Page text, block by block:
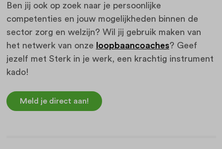
Ben jij ook op zoek naar je persoonlijke
competenties en jouw mogelijkheden binnen de
sector zorg en welzijn? Wil jij gebruik maken van
het netwerk van onze
loopbaancoaches? Geef
jezelf met Sterk in je werk, een krachtig instrument
kado!
Meld je direct aan!